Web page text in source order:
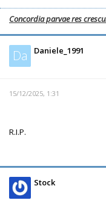
Concordia parvae res
Da Daniele_1991
15/12/2025, 1:31
R.I.P.
Stock